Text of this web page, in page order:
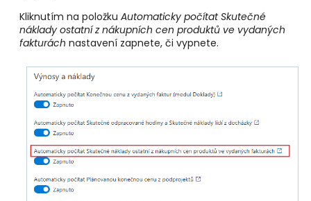
Kliknutím na položku Automaticky počítat Skutečné
náklady ostatní z nákupních cen produktů ve vydaných
fakturách nastavení zapnete, či vypnete.